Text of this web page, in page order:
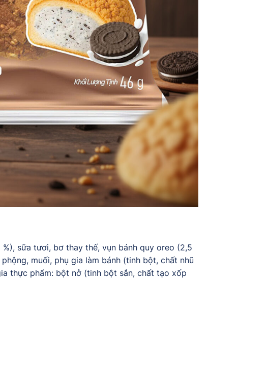
sữa tươi, bơ thay thế, vụn bánh quy oreo (2,5
muối, phụ gia làm bánh (tinh bột, chất nhũ
thực phẩm: bột nở (tinh bột sắn, chất tạo xốp